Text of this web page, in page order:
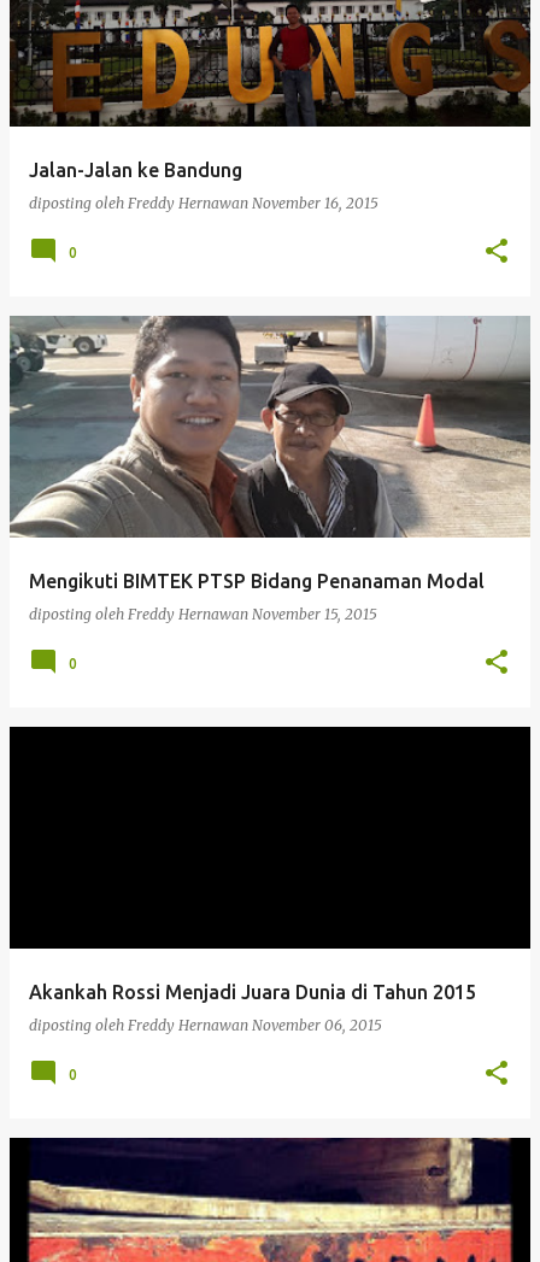
Jalan-Jalan ke Bandung
diposting oleh Freddy Hernawan November 16, 2015
0
Mengikuti BIMTEK PTSP Bidang Penanaman Modal
diposting oleh Freddy Hernawan November 15, 2015
0
Akankah Rossi Menjadi Juara Dunia di Tahun 2015
diposting oleh Freddy Hernawan November 06, 2015
0